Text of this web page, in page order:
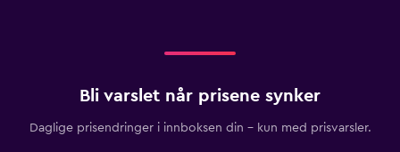
Bli varslet når prisene synker
Daglige prisendringer i innboksen din – kun med prisvarsler.